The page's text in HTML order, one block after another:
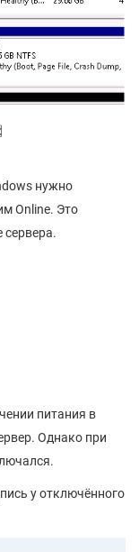
нужно
Online. Это
сервера.
питания в
Однако при
у отключённого